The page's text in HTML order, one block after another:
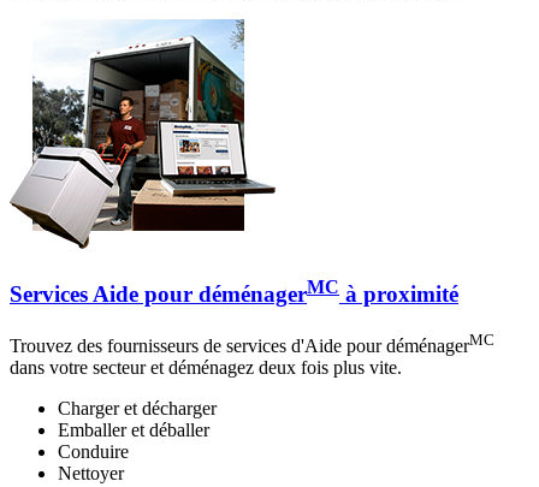
Services Aide pour déménagerMC à proximité
Trouvez des fournisseurs de services d'Aide pour déménagerMC
dans votre secteur et déménagez deux fois plus vite.
Charger et décharger
Emballer et déballer
Conduire
Nettoyer